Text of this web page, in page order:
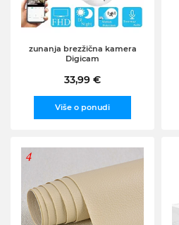
zunanja brezžična kamera
Digicam
33,99 €
Više o ponudi